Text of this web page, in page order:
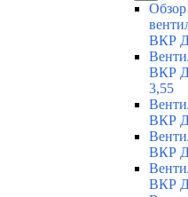
Обзор
ВКР
ВКР
3,55
ВКР
ВКР
ВКР